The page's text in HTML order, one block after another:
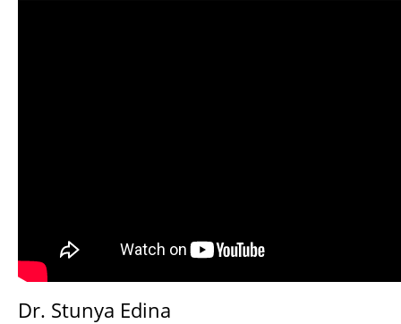
Dr. Stunya Edina